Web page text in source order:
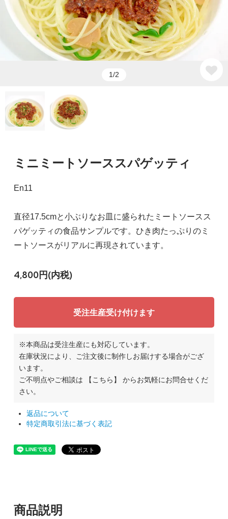
1/2
ミニミートソーススパゲッティ
En11
直径17.5cmと小ぶりなお皿に盛られたミートソースス
パゲッティの食品サンプルです。ひき肉たっぷりのミ
ートソースがリアルに再現されています。
4,800円(内税)
受注生産受け付けます
※本商品は受注生産にも対応しています。
在庫状況により、ご注文後に制作しお届けする場合がござ
います。
ご不明点やご相談は
【こちら】
からお気軽にお問合せくだ
さい。
返品について
特定商取引法に基づく表記
商品説明